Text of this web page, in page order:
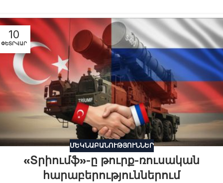
10
ՓԵՏՐՎԱՐ
ՄԵԿՆԱԲԱՆՈՒԹՅՈՒՆՆԵՐ
«Տրիումֆ»-ը թուրք-ռուսական
հարաբերություններում